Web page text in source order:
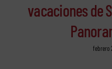
vacaciones de
febrero